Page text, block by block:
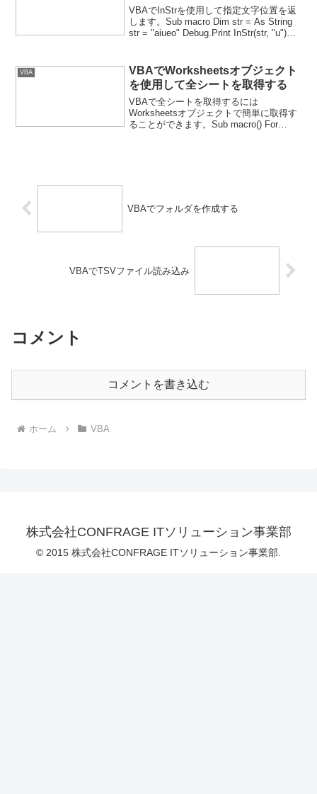
VBAでInStrを使用して指定文字位置を返
します。Sub macro Dim str = As String
str = "aiueo" Debug.Print InStr(str, "u")
VBA
VBAでWorksheetsオブジェクト
を使用して全シートを取得する
VBAで全シートを取得するには
Worksheetsオブジェクトで簡単に取得す
ることができます。Sub macro() For
VBAでフォルダを作成する
VBAでTSVファイル読み込み
コメント
コメントを書き込む
ホーム VBA
株式会社CONFRAGE ITソリューション事業部
© 2015 株式会社CONFRAGE ITソリューション事業部.